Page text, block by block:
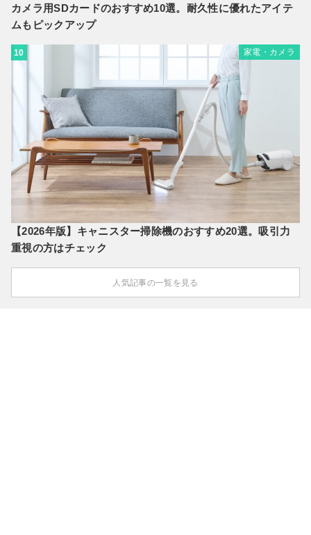
カメラ用SDカードのおすすめ10選。耐久性に優れたアイテ
ムもピックアップ
10 家電・カメラ
【2026年版】キャニスター掃除機のおすすめ20選。吸引力
重視の方はチェック
人気記事の一覧を見る